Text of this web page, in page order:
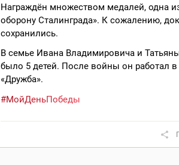
Награждён множеством медалей, одна
оборону Сталинграда». К сожалению,
сохранились.
В семье Ивана Владимировича и
было 5 детей. После войны он работал в
«Дружба».
#МойДеньПобеды